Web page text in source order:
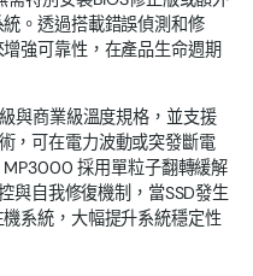
。透過搭載錯誤偵測和修
強可靠性，在產品生命週期
與商業級溫度規格，並支援
，可在電力波動或突發斷電
採用單粒子翻轉緩解
與自我修復機制，當SSD發生
系統，大幅提升系統穩定性